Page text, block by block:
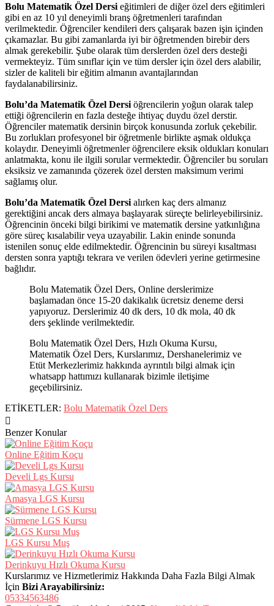
Bolu Matematik Özel Dersi eğitimleri de diğer özel ders eğitimleri
gibi en az 10 yıl deneyimli branş öğretmenleri tarafından
verilmektedir. Öğrenciler kendileri ders çalışarak bazen işin içinden
çıkamazlar. Bu gibi zamanlarda iyi bir öğretmenden birebir ders
almak gerekebilir. Şube olarak tüm derslerden özel ders desteği
vermekteyiz. Tüm sınıflar için ve tüm dersler için özel ders alabilir,
sizler de kaliteli bir eğitim almanın avantajlarından
faydalanabilirsiniz.
Bolu’da Matematik Özel Dersi öğrencilerin yoğun olarak talep
ettiği öğrencilerin en fazla desteğe ihtiyaç duydu özel derstir.
Öğrenciler matematik dersinin birçok konusunda zorluk çekebilir.
Bu zorlukları profesyonel bir öğretmenle birlikte aşmak oldukça
kolaydır. Deneyimli öğretmenler öğrencilere eksik oldukları konuları
anlatmakta, konu ile ilgili sorular vermektedir. Öğrenciler bu soruları
eksiksiz ve zamanında çözerek özel dersten maksimum verimi
sağlamış olur.
Bolu’da Matematik Özel Dersi alırken kaç ders almanız
gerektiğini ancak ders almaya başlayarak süreçte belirleyebilirsiniz.
Öğrencinin önceki bilgi birikimi ve matematik dersine yatkınlığına
göre süreç kısalabilir veya uzayabilir. Lakin eninde sonunda
istenilen sonuç elde edilmektedir. Öğrencinin bu süreyi kısaltması
dersten sonra yaptığı tekrara ve verilen ödevleri yerine getirmesine
bağlıdır.
Bolu Matematik Özel Ders, Online derslerimize
başlamadan önce 15-20 dakikalık ücretsiz deneme dersi
yapıyoruz. Derslerimiz 40 dk ders, 10 dk mola, 40 dk
ders şeklinde verilmektedir.
Bolu Matematik Özel Ders, Hızlı Okuma Kursu,
Matematik Özel Ders, Kurslarımız, Dershanelerimiz ve
Etüt Merkezlerimiz hakkında ayrıntılı bilgi almak için
whatsapp hattımızı kullanarak bizimle iletişime
geçebilirsiniz.
ETİKETLER: Bolu Matematik Özel Ders
Benzer Konular
Online Eğitim Koçu
Develi Lgs Kursu
Amasya LGS Kursu
Sürmene LGS Kursu
LGS Kursu Muş
Derinkuyu Hızlı Okuma Kursu
Kurslarımız ve Hizmetlerimiz Hakkında Daha Fazla Bilgi Almak
İçin Bizi Arayabilirsiniz:
05334563486